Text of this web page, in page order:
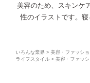
美容のため、スキンケ
性のイラストです。
いろんな業界 >美容・ファッショ
ライフスタイル >美容・ファッ